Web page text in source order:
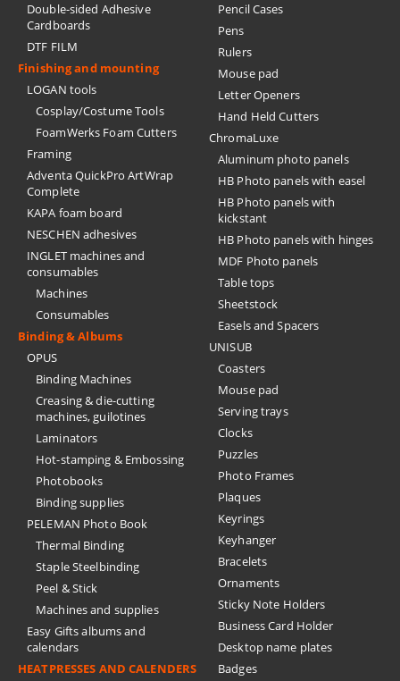
Double-sided Adhesive
Cardboards
DTF FILM
Finishing and mounting
LOGAN tools
Cosplay/Costume Tools
FoamWerks Foam Cutters
Framing
Adventa QuickPro ArtWrap
Complete
KAPA foam board
NESCHEN adhesives
INGLET machines and
consumables
Machines
Consumables
Binding & Albums
OPUS
Binding Machines
Creasing & die-cutting
machines, guilotines
Laminators
Hot-stamping & Embossing
Photobooks
Binding supplies
PELEMAN Photo Book
Thermal Binding
Staple Steelbinding
Peel & Stick
Machines and supplies
Easy Gifts albums and
calendars
HEATPRESSES AND CALENDERS
Pencil Cases
Pens
Rulers
Mouse pad
Letter Openers
Hand Held Cutters
ChromaLuxe
Aluminum photo panels
HB Photo panels with easel
HB Photo panels with
kickstant
HB Photo panels with hinges
MDF Photo panels
Table tops
Sheetstock
Easels and Spacers
UNISUB
Coasters
Mouse pad
Serving trays
Clocks
Puzzles
Photo Frames
Plaques
Keyrings
Keyhanger
Bracelets
Ornaments
Sticky Note Holders
Business Card Holder
Desktop name plates
Badges